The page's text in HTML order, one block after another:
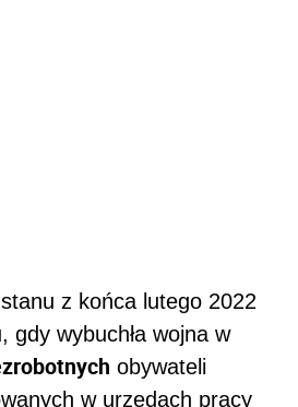
z końca lutego 2022
gdy wybuchła wojna w
obywateli
w urzędach pracy